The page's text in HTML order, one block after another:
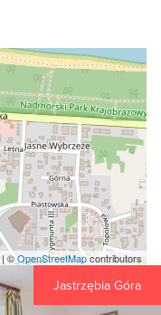
| ©OpenStreetMapcontributors
Jastrzębia Góra